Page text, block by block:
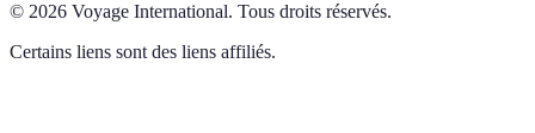
© 2026 Voyage International. Tous droits réservés.
Certains liens sont des liens affiliés.